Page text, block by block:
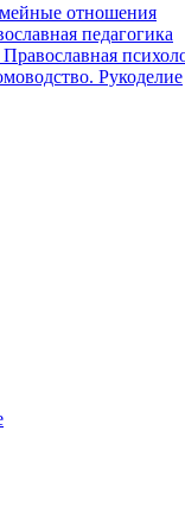
отношения
педагогика
Рукоделие